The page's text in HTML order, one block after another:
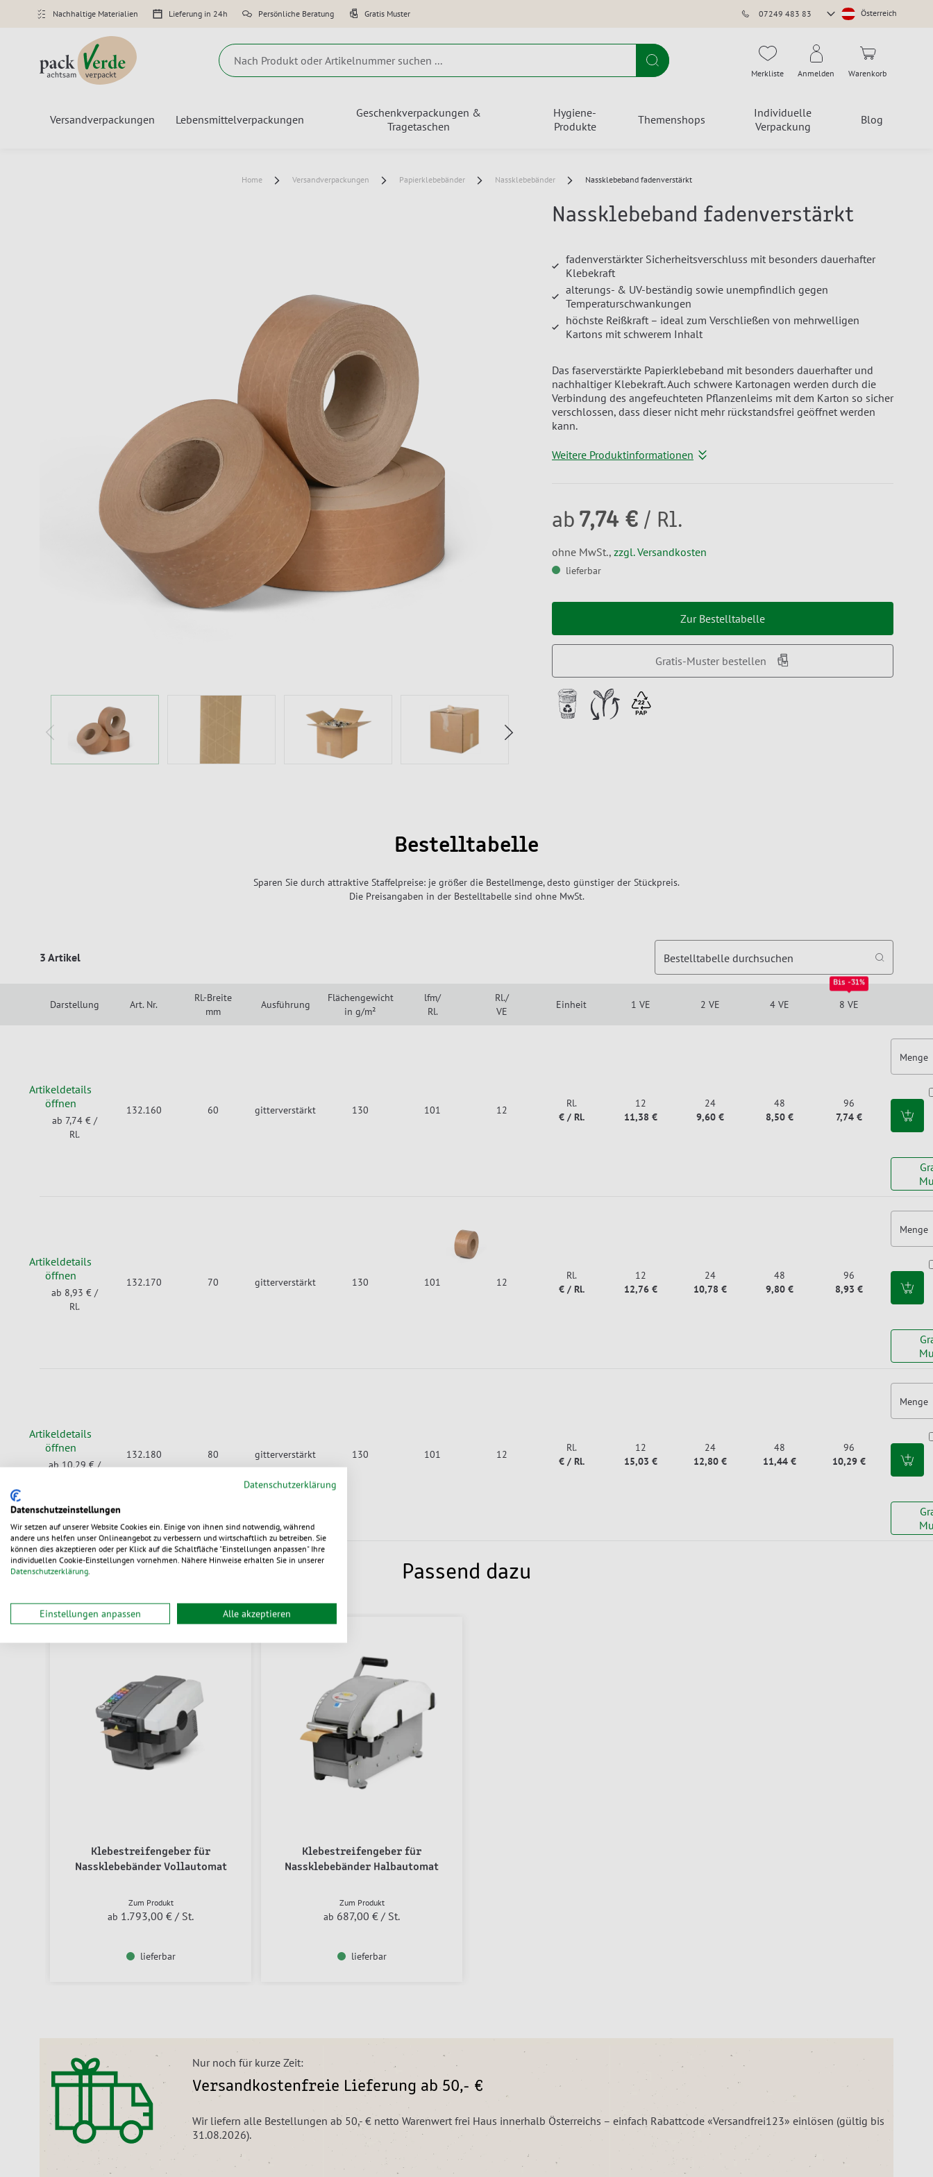
Nachhaltige Materialien Lieferung in 24h Persönliche Beratung Gratis Muster 07249 483 83
Store
Österreich
Suche Merkliste Anmelden Warenkorb
Versandverpackungen Lebensmittelverpackungen
Geschenkverpackungen &
Tragetaschen
Hygiene-
Produkte
Themenshops
Individuelle
Verpackung
Blog
Home Versandverpackungen Papierklebebänder Nassklebebänder Nassklebeband fadenverstärkt
Nassklebeband fadenverstärkt
fadenverstärkter Sicherheitsverschluss mit besonders dauerhafter
Klebekraft
alterungs- & UV-beständig sowie unempfindlich gegen
Temperaturschwankungen
höchste Reißkraft – ideal zum Verschließen von mehrwelligen
Kartons mit schwerem Inhalt
Das faserverstärkte Papierklebeband mit besonders dauerhafter und
nachhaltiger Klebekraft. Auch schwere Kartonagen werden durch die
Verbindung des angefeuchteten Pflanzenleims mit dem Karton so sicher
verschlossen, dass dieser nicht mehr rückstandsfrei geöffnet werden
kann.
Weitere Produktinformationen
ab 7,74 € / Rl.
ohne MwSt., zzgl. Versandkosten
lieferbar
Zur Bestelltabelle
Gratis-Muster bestellen
Bestelltabelle
Sparen Sie durch attraktive Staffelpreise: je größer die Bestellmenge, desto günstiger der Stückpreis.
Die Preisangaben in der Bestelltabelle sind ohne MwSt.
3 Artikel Bestelltabelle durchsuchen
Darstellung Art. Nr.
Rl.-Breite
mm
Ausführung
Flächengewicht
in g/m²
lfm/
Rl.
Rl./
VE
Einheit 1 VE 2 VE 4 VE
Bis -31%
8 VE
Artikeldetails
öffnen
ab 7,74 € /
Rl.
132.160 60 gitterverstärkt 130 101 12
Rl.
€ / Rl.
12
11,38 €
24
9,60 €
48
8,50 €
96
7,74 €
Menge
Artikeldetails
öffnen
ab 8,93 € /
Rl.
132.170 70 gitterverstärkt 130 101 12
Rl.
€ / Rl.
12
12,76 €
24
10,78 €
48
9,80 €
96
8,93 €
Menge
Artikeldetails
öffnen
ab 10,29 €/
132.180 80 gitterverstärkt 130 101 12
Rl.
€ / Rl.
12
15,03 €
24
12,80 €
48
11,44 €
96
10,29 €
Menge
Passend dazu
Klebestreifengeber für
Nassklebebänder Vollautomat
Zum Produkt
ab 1.793,00 € / St.
lieferbar
Klebestreifengeber für
Nassklebebänder Halbautomat
Zum Produkt
ab 687,00 € / St.
lieferbar
Nur noch für kurze Zeit:
Versandkostenfreie Lieferung ab 50,- €
Wir liefern alle Bestellungen ab 50,- € netto Warenwert frei Haus innerhalb Österreichs – einfach Rabattcode «Versandfrei123» einlösen (gültig bis
31.08.2026).
Datenschutzerklärung
Datenschutzeinstellungen
Wir setzen auf unserer Website Cookies ein. Einige von ihnen sind notwendig, während
andere uns helfen unser Onlineangebot zu verbessern und wirtschaftlich zu betreiben. Sie
können dies akzeptieren oder per Klick auf die Schaltfläche "Einstellungen anpassen" Ihre
individuellen Cookie-Einstellungen vornehmen. Nähere Hinweise erhalten Sie in unserer
Datenschutzerklärung.
Einstellungen anpassen Alle akzeptieren